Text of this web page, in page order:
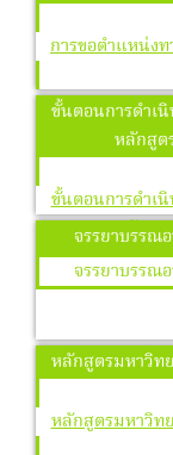
การขอตำแหน่งท
ขั้นตอนการดำเ
หลักสูต
ขั้นตอนการดำเ
หลักสูต
จรรยาบรรณ
จรรยาบรรณ
หลักสูตรมหาวิท
หลักสูตรมหาวิท